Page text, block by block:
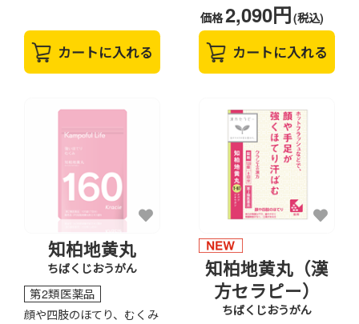
カートに入れる
価格2,090円(税込)
カートに入れる
知柏地黄丸
ちばくじおうがん
第2類医薬品
顔や四肢のほてり、むくみ
知柏地黄丸（漢
方セラピー）
ちばくじおうがん